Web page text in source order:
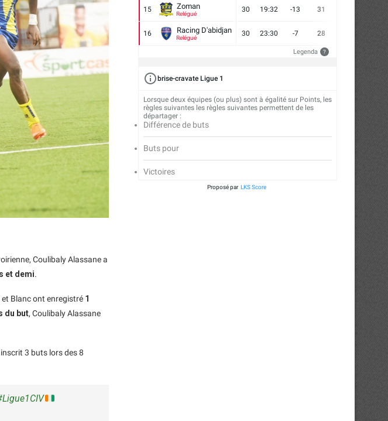
Coulibaly Alassane a
et demi.
et Blanc ont enregistré 1
du but, Coulibaly Alassane
3 buts lors des 8
15 Zoman
Relégué
30 19:32 -13 31
16 Racing D'abidjan
Relégué
30 23:30 -7 28
Legenda ?
brise-cravate Ligue 1
Lorsque deux équipes (ou plus) sont à égalité sur Points, les
règles suivantes les règles suivantes permettent de les
départager :
Différence de buts
Buts pour
Victoires
Proposé par LKS Score